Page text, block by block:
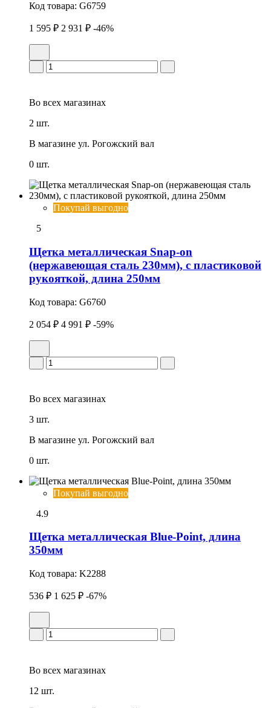
Код товара: G6759
1 595 ₽ 2 931 ₽ -46%
Во всех магазинах
2 шт.
В магазине ул. Рогожский вал
0 шт.
Покупай выгодно
5
Щетка металлическая Snap-on
(нержавеющая сталь 230мм), с пластиковой
рукояткой, длина 250мм
Код товара: G6760
2 054 ₽ 4 991 ₽ -59%
Во всех магазинах
3 шт.
В магазине ул. Рогожский вал
0 шт.
Покупай выгодно
4.9
Щетка металлическая Blue-Point, длина
350мм
Код товара: K2288
536 ₽ 1 625 ₽ -67%
Во всех магазинах
12 шт.